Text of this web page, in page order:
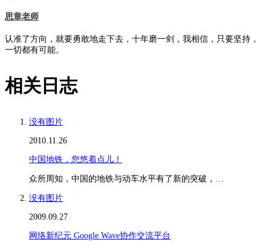
思章老师
认准了方向，就要勇敢地走下去，十年磨一剑，我相信，只要坚持，
一切都有可能。
相关日志
没有图片
2010.11.26
中国地铁，您悠着点儿！
众所周知，中国的地铁与动车水平有了新的突破，…
没有图片
2009.09.27
网络新纪元 Google Wave协作交流平台